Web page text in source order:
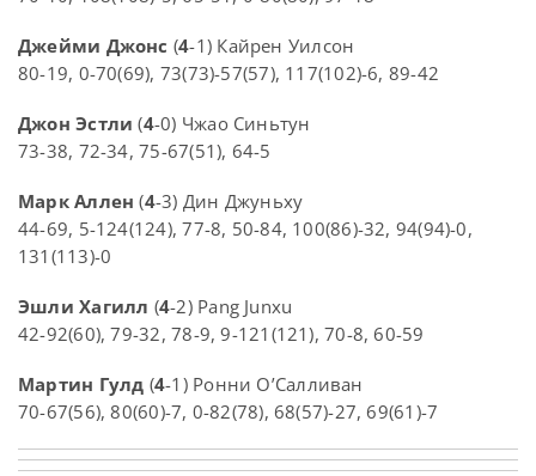
Джейми Джонс (4-1) Кайрен Уилсон
80-19, 0-70(69), 73(73)-57(57), 117(102)-6, 89-42
Джон Эстли (4-0) Чжао Синьтун
73-38, 72-34, 75-67(51), 64-5
Марк Аллен (4-3) Дин Джуньху
44-69, 5-124(124), 77-8, 50-84, 100(86)-32, 94(94)-0,
131(113)-0
Эшли Хагилл (4-2) Pang Junxu
42-92(60), 79-32, 78-9, 9-121(121), 70-8, 60-59
Мартин Гулд (4-1) Ронни О’Салливан
70-67(56), 80(60)-7, 0-82(78), 68(57)-27, 69(61)-7